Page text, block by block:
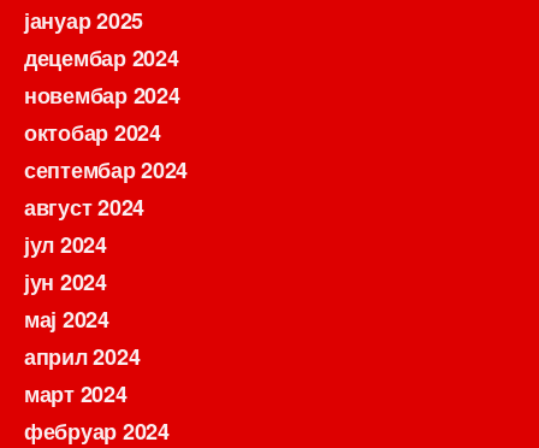
јануар 2025
децембар 2024
новембар 2024
октобар 2024
септембар 2024
август 2024
јул 2024
јун 2024
мај 2024
април 2024
март 2024
фебруар 2024